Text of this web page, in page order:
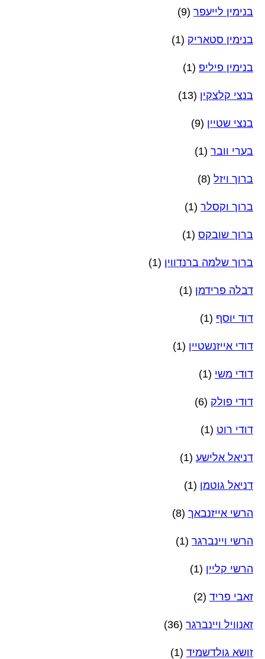
בנימין לייעפר (9)
בנימין סטאריק (1)
בנימין פיליפ (1)
בנצי קלצקין (13)
בנצי שטיין (9)
בערי וובר (1)
ברוך ויזל (8)
ברוך וקסלר (1)
ברוך שובקס (1)
ברוך שלמה ברנדווין (1)
דבלה פרידמן (1)
דוד יוסף (1)
דודי אייזנשטיין (1)
דודי משי (1)
דודי פולק (6)
דודי רוט (1)
דניאל אלישע (1)
דניאל גוטמן (1)
הרשי אייזנבאך (8)
הרשי ויינברגר (1)
הרשי קליין (1)
זאבי פריד (2)
זאנוויל ויינברגר (36)
זושא גולדשמיד (1)